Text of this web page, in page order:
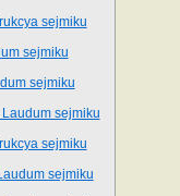
sejmiku
sejmiku
sejmiku
sejmiku
sejmiku
sejmiku